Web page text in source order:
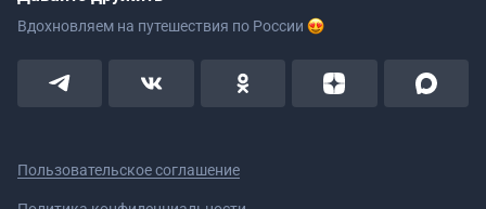
Вдохновляем на путешествия по России
Пользовательское соглашение